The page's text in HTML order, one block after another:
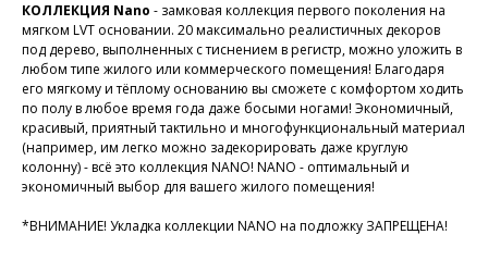
КОЛЛЕКЦИЯ Nano - замковая коллекция первого поколения на
мягком LVT основании. 20 максимально реалистичных декоров
под дерево, выполненных с тиснением в регистр, можно уложить в
любом типе жилого или коммерческого помещения! Благодаря
его мягкому и тёплому основанию вы сможете с комфортом ходить
по полу в любое время года даже босыми ногами! Экономичный,
красивый, приятный тактильно и многофункциональный материал
(например, им легко можно задекорировать даже круглую
колонну) - всё это коллекция NANO! NANO - оптимальный и
экономичный выбор для вашего жилого помещения!
*ВНИМАНИЕ! Укладка коллекции NANO на подложку ЗАПРЕЩЕНА!